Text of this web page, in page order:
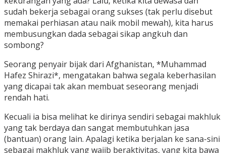
sudah bekerja sebagai orang sukses (tak perlu disebut
memakai perhiasan atau naik mobil mewah), kita harus
membusungkan dada sebagai sikap angkuh dan
sombong?
Seorang penyair bijak dari Afghanistan, *Muhammad
Hafez Shirazi*, mengatakan bahwa segala keberhasilan
yang dicapai tak akan membuat seseorang menjadi
rendah hati.
Kecuali ia bisa melihat ke dirinya sendiri sebagai makhluk
yang tak berdaya dan sangat membutuhkan jasa
(bantuan) orang lain. Apalagi ketika berjalan ke sana-sini
sebagai makhluk yang wajib beraktivitas, yang kita bawa